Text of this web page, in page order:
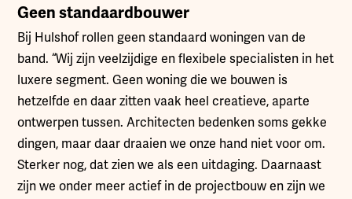
Geen standaardbouwer
Bij Hulshof rollen geen standaard woningen van de
band. “Wij zijn veelzijdige en flexibele specialisten in het
luxere segment. Geen woning die we bouwen is
hetzelfde en daar zitten vaak heel creatieve, aparte
ontwerpen tussen. Architecten bedenken soms gekke
dingen, maar daar draaien we onze hand niet voor om.
Sterker nog, dat zien we als een uitdaging. Daarnaast
zijn we onder meer actief in de projectbouw en zijn we